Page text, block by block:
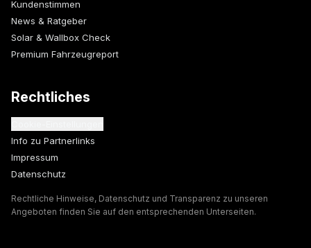
Kundenstimmen
News & Ratgeber
Solar & Wallbox Check
Premium Fahrzeugreport
Rechtliches
Info zu Partnerlinks
Impressum
Datenschutz
Rechtliche Hinweise, Datenschutz und Transparenz zu unseren
Angeboten finden Sie auf den entsprechenden Unterseiten.